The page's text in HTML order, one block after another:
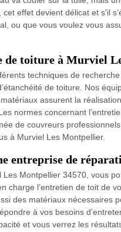
effet devient délicat et s'il
ou que vous voulez vous
de toiture à Murviel
techniques de
de toiture. Nos
assurent la
normes concernant
de couvreurs
à Murviel Les Montpellier.
entreprise de
Les Montpellier 34570, vous
charge l’entretien de toit de
des matériaux nécessaires
à vos besoins
et vous verrez les